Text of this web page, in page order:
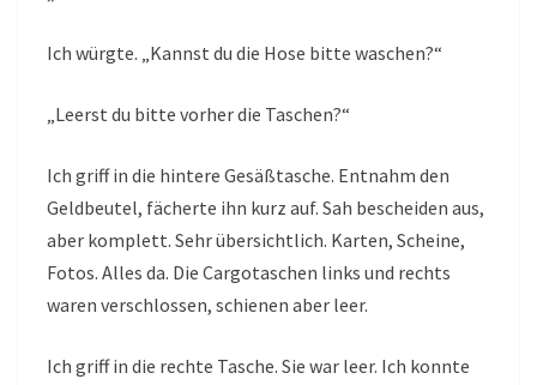
Ich würgte. „Kannst du die Hose bitte waschen?“
„Leerst du bitte vorher die Taschen?“
Ich griff in die hintere Gesäßtasche. Entnahm den
Geldbeutel, fächerte ihn kurz auf. Sah bescheiden aus,
aber komplett. Sehr übersichtlich. Karten, Scheine,
Fotos. Alles da. Die Cargotaschen links und rechts
waren verschlossen, schienen aber leer.
Ich griff in die rechte Tasche. Sie war leer. Ich konnte